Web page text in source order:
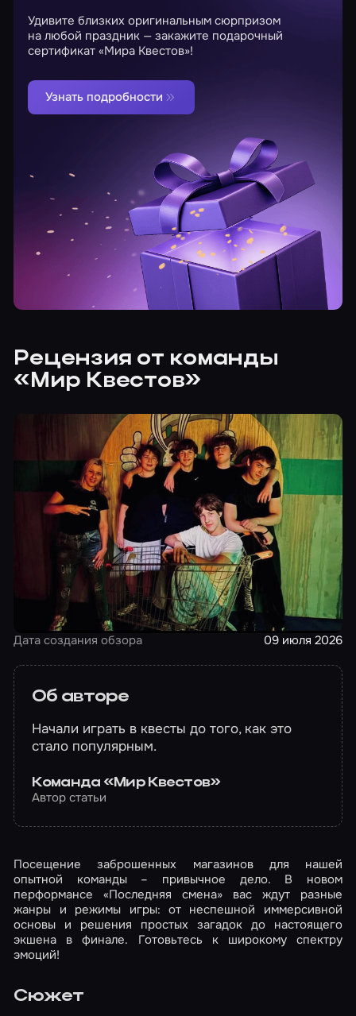
Удивите близких оригинальным сюрпризом
на любой праздник — закажите подарочный
сертификат «Мира Квестов»!
Узнать подробности
Рецензия от команды
«Мир Квестов»
Дата создания обзора 09 июля 2026
Об авторе
Начали играть в квесты до того, как это
стало популярным.
Команда «Мир Квестов»
Автор статьи
Посещение заброшенных магазинов для нашей
опытной команды – привычное дело. В новом
перформансе «Последняя смена» вас ждут разные
жанры и режимы игры: от неспешной иммерсивной
основы и решения простых загадок до настоящего
экшена в финале. Готовьтесь к широкому спектру
эмоций!
Сюжет